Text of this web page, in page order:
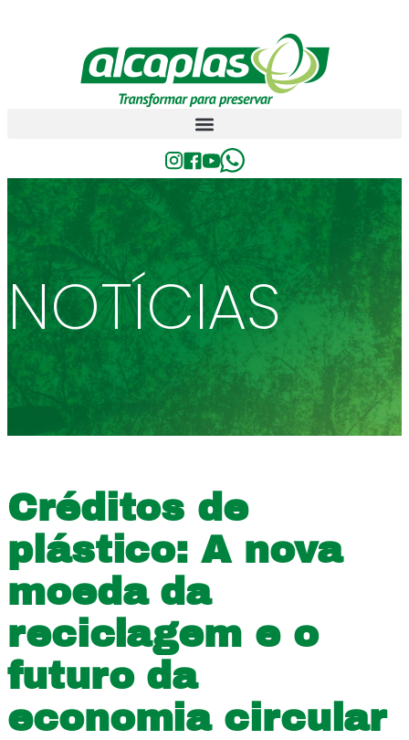
NOTÍCIAS
Créditos de
plástico: A nova
moeda da
reciclagem e o
futuro da
economia circular